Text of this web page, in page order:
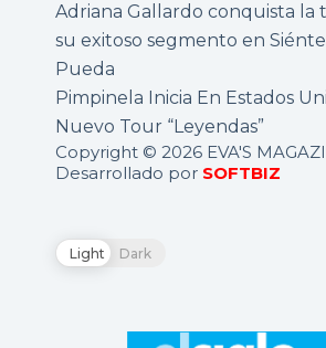
Adriana Gallardo conquista la
su exitoso segmento en
Pueda
Pimpinela Inicia En Estados
Nuevo Tour “Leyendas”
Copyright © 2026 EVA'S
Desarrollado por SOFTBIZ
Light Dark